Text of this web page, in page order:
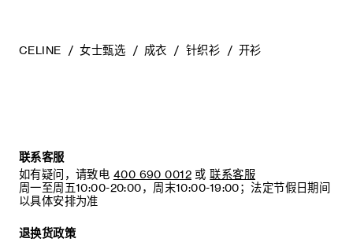
CELINE 女士甄选 成衣 针织衫 开衫
联系客服
如有疑问，请致电 400 690 0012 或 联系客服
周一至周五10:00-20:00，周末10:00-19:00；法定节假日期间
以具体安排为准
退换货政策